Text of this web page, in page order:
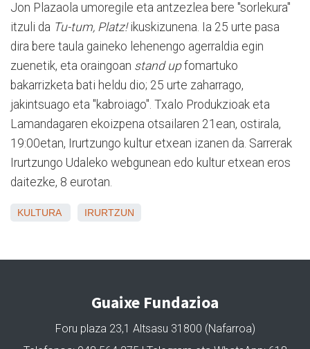
Jon Plazaola umoregile eta antzezlea bere "sorlekura"
itzuli da Tu-tum, Platz!ikuskizunena. Ia 25 urte pasa
dira bere taula gaineko lehenengo agerraldia egin
zuenetik, eta oraingoan stand upfomartuko
bakarrizketa bati heldu dio; 25 urte zaharrago,
jakintsuago eta "kabroiago". Txalo Produkzioak eta
Lamandagaren ekoizpena otsailaren 21ean, ostirala,
19:00etan, Irurtzungo kultur etxean izanen da. Sarrerak
Irurtzungo Udaleko webgunean edo kultur etxean eros
daitezke, 8 eurotan.
KULTURA IRURTZUN
Guaixe Fundazioa
Foru plaza 23,1 Altsasu 31800 (Nafarroa)